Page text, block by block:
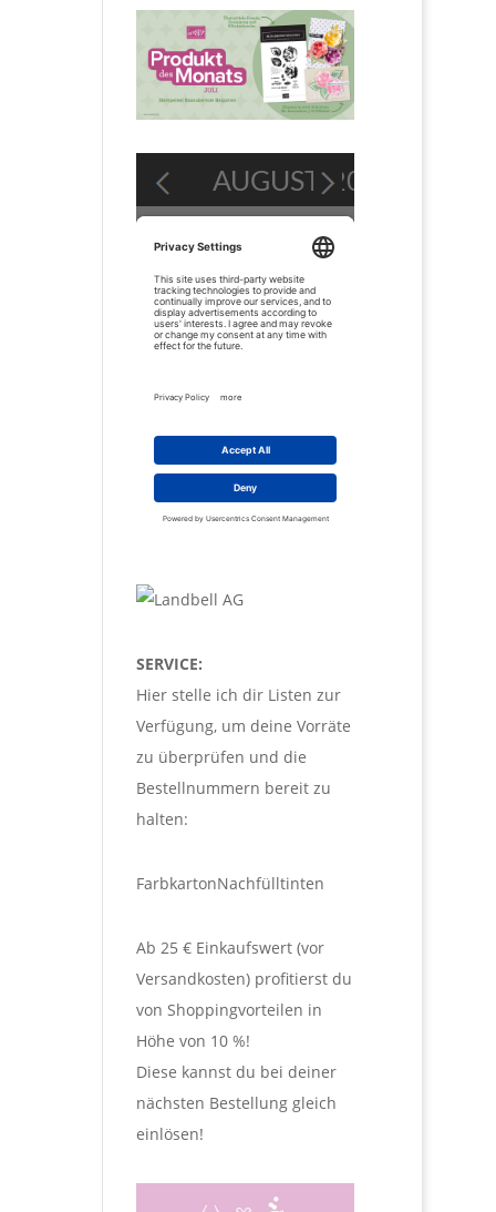
SERVICE:
Hier stelle ich dir Listen zur
Verfügung, um deine Vorräte
zu überprüfen und die
Bestellnummern bereit zu
halten:
FarbkartonNachfülltinten
Ab 25 € Einkaufswert (vor
Versandkosten) profitierst du
von Shoppingvorteilen in
Höhe von 10 %!
Diese kannst du bei deiner
nächsten Bestellung gleich
einlösen!